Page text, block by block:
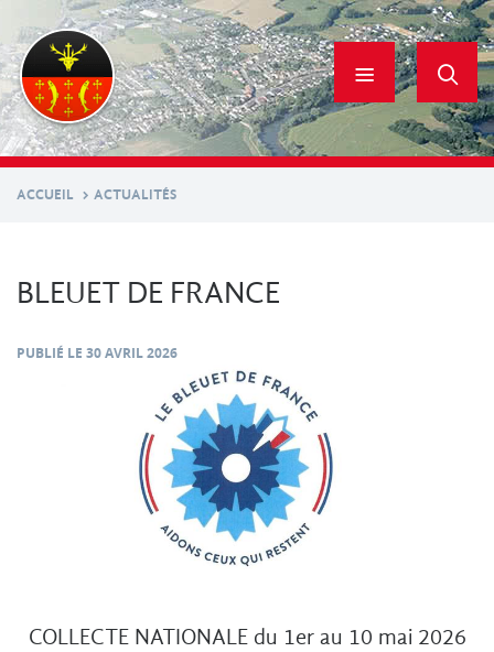
contenu
principal
ACCUEIL ACTUALITÉS
BLEUET DE FRANCE
PUBLIÉ LE 30 AVRIL 2026
COLLECTE NATIONALE du 1er au 10 mai 2026